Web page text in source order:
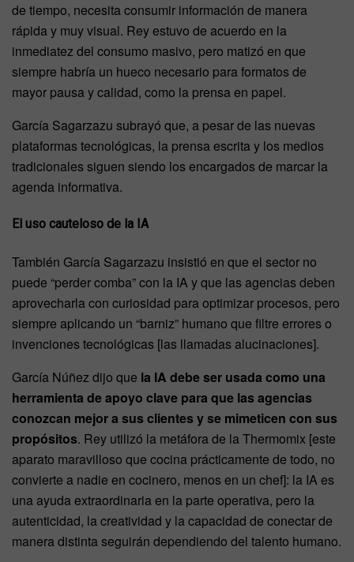
de tiempo, necesita consumir información de manera
rápida y muy visual. Rey estuvo de acuerdo en la
inmediatez del consumo masivo, pero matizó en que
siempre habría un hueco necesario para formatos de
mayor pausa y calidad, como la prensa en papel.
García Sagarzazu subrayó que, a pesar de las nuevas
plataformas tecnológicas, la prensa escrita y los medios
tradicionales siguen siendo los encargados de marcar la
agenda informativa.
El uso cauteloso de la IA
También García Sagarzazu insistió en que el sector no
puede “perder comba” con la IA y que las agencias deben
aprovecharla con curiosidad para optimizar procesos, pero
siempre aplicando un “barniz” humano que filtre errores o
invenciones tecnológicas [las llamadas alucinaciones].
García Núñez dijo que la IA debe ser usada como una
herramienta de apoyo clave para que las agencias
conozcan mejor a sus clientes y se mimeticen con sus
propósitos. Rey utilizó la metáfora de la Thermomix [este
aparato maravilloso que cocina prácticamente de todo, no
convierte a nadie en cocinero, menos en un chef]: la IA es
una ayuda extraordinaria en la parte operativa, pero la
autenticidad, la creatividad y la capacidad de conectar de
manera distinta seguirán dependiendo del talento humano.